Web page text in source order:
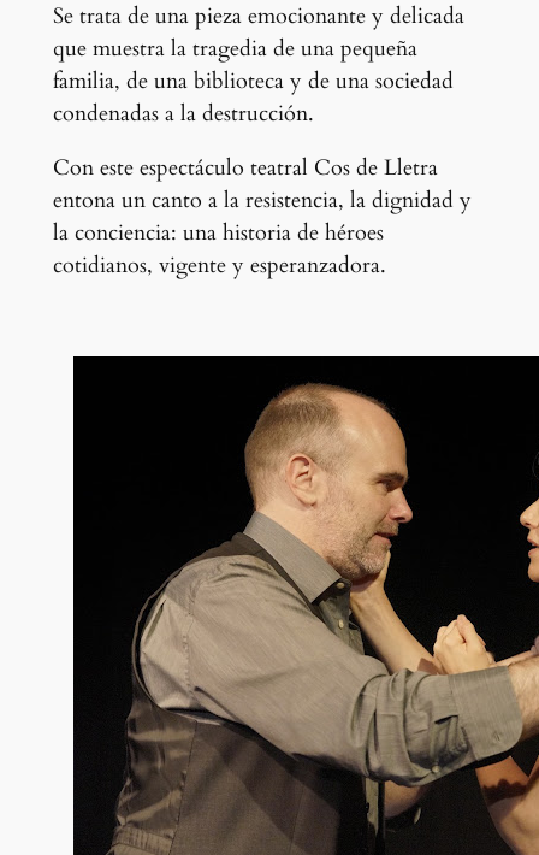
Se trata de una pieza emocionante y delicada
que muestra la tragedia de una pequeña
familia, de una biblioteca y de una sociedad
condenadas a la destrucción.
Con este espectáculo teatral Cos de Lletra
entona un canto a la resistencia, la dignidad y
la conciencia: una historia de héroes
cotidianos, vigente y esperanzadora.